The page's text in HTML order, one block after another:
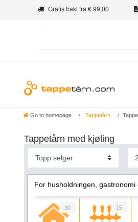
Gratis frakt fra € 99,00
Go to homepage Tappetårn
Tappetårn med kjøling
For husholdningen,
30 15